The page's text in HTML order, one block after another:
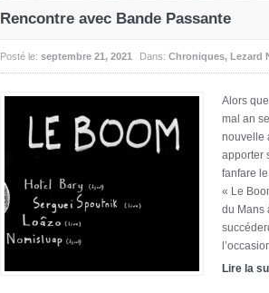
Rencontre avec Bande Passante
Posté le: septembre 21, 2021 Dans: Chroniques, Lezard
Alors
mal an
nouvelle
apporter
fanfare
« Le
du Mans
Lire la